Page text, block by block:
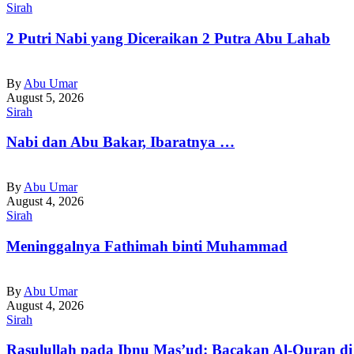
Sirah
2 Putri Nabi yang Diceraikan 2 Putra Abu Lahab
By Abu Umar
August 5, 2026
Sirah
Nabi dan Abu Bakar, Ibaratnya …
By Abu Umar
August 4, 2026
Sirah
Meninggalnya Fathimah binti Muhammad
By Abu Umar
August 4, 2026
Sirah
Rasulullah pada Ibnu Mas’ud: Bacakan Al-Quran